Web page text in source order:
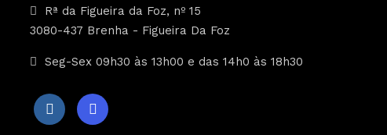
Rª da Figueira da Foz, nº 15
3080-437 Brenha - Figueira Da Foz
Seg-Sex 09h30 às 13h00 e das 14h0 às 18h30